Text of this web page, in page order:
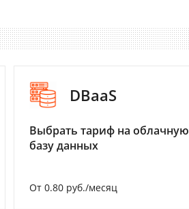
DBaaS
Выбрать тариф на облачную
базу данных
От 0.80 руб./месяц